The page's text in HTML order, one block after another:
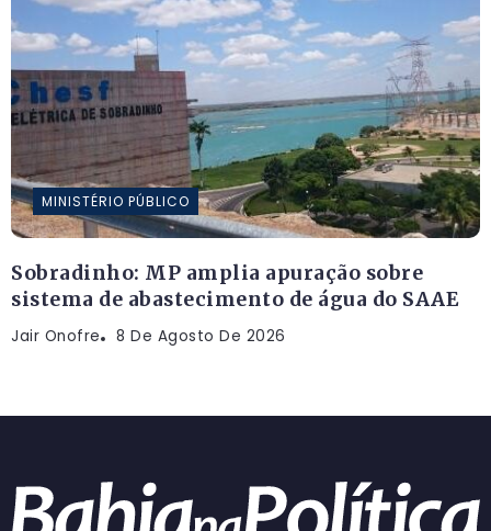
MINISTÉRIO PÚBLICO
Sobradinho: MP amplia apuração sobre
sistema de abastecimento de água do SAAE
Jair Onofre 8 De Agosto De 2026